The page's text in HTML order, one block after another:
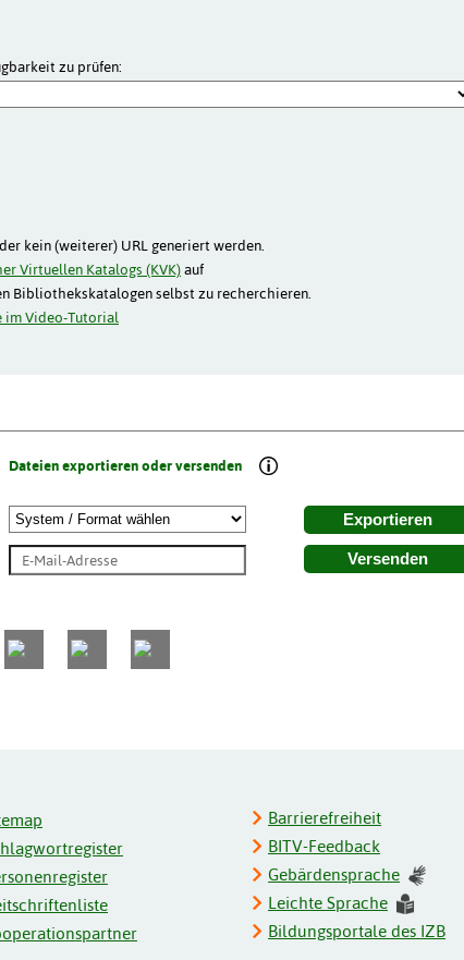
zu prüfen:
kein (weiterer) URL generiert werden.
Virtuellen Katalogs (KVK)auf
Bibliothekskatalogen selbst zu recherchieren.
im Video-Tutorial
Dateien exportieren oder versenden
Exportieren
Versenden
Barrierefreiheit
BITV-Feedback
Gebärdensprache
Leichte Sprache
Bildungsportale des IZB